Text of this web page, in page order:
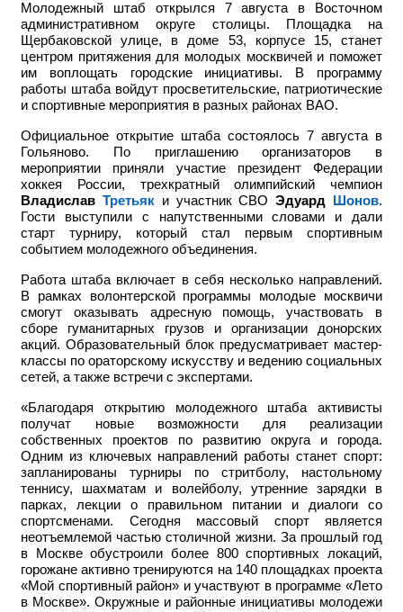
Молодежный штаб открылся 7 августа в Восточном
административном округе столицы. Площадка на
Щербаковской улице, в доме 53, корпусе 15, станет
центром притяжения для молодых москвичей и поможет
им воплощать городские инициативы. В программу
работы штаба войдут просветительские, патриотические
и спортивные мероприятия в разных районах ВАО.
Официальное открытие штаба состоялось 7 августа в
Гольяново. По приглашению организаторов в
мероприятии приняли участие
президент Федерации
хоккея России, трехкратный олимпийский чемпион
Владислав Третьяки участник СВО Эдуард Шонов.
Гости выступили с напутственными словами и дали
старт турниру, который стал первым спортивным
событием молодежного объединения.
Работа штаба включает в себя несколько направлений.
В рамках волонтерской программы молодые москвичи
смогут оказывать адресную помощь, участвовать в
сборе гуманитарных грузов и организации донорских
акций. Образовательный блок предусматривает мастер-
классы по ораторскому искусству и ведению социальных
сетей, а также встречи с экспертами.
«Благодаря открытию молодежного штаба активисты
получат новые возможности для реализации
собственных проектов по развитию округа и города.
Одним из ключевых направлений работы станет спорт:
запланированы турниры по стритболу, настольному
теннису, шахматам и волейболу, утренние зарядки в
парках, лекции о правильном питании и диалоги со
спортсменами. Сегодня массовый спорт является
неотъемлемой частью столичной жизни. За прошлый год
в Москве обустроили более 800 спортивных локаций,
горожане активно тренируются на 140 площадках проекта
«Мой спортивный район» и участвуют в программе «Лето
в Москве». Окружные и районные инициативы молодежи